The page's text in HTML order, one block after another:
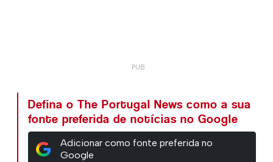
Defina o The Portugal News como a sua
fonte preferida de notícias no Google
Adicionar como fonte preferida no
Google